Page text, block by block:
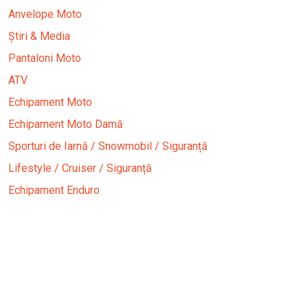
Anvelope Moto
Știri & Media
Pantaloni Moto
ATV
Echipament Moto
Echipament Moto Damă
Sporturi de Iarnă / Snowmobil / Siguranță
Lifestyle / Cruiser / Siguranță
Echipament Enduro